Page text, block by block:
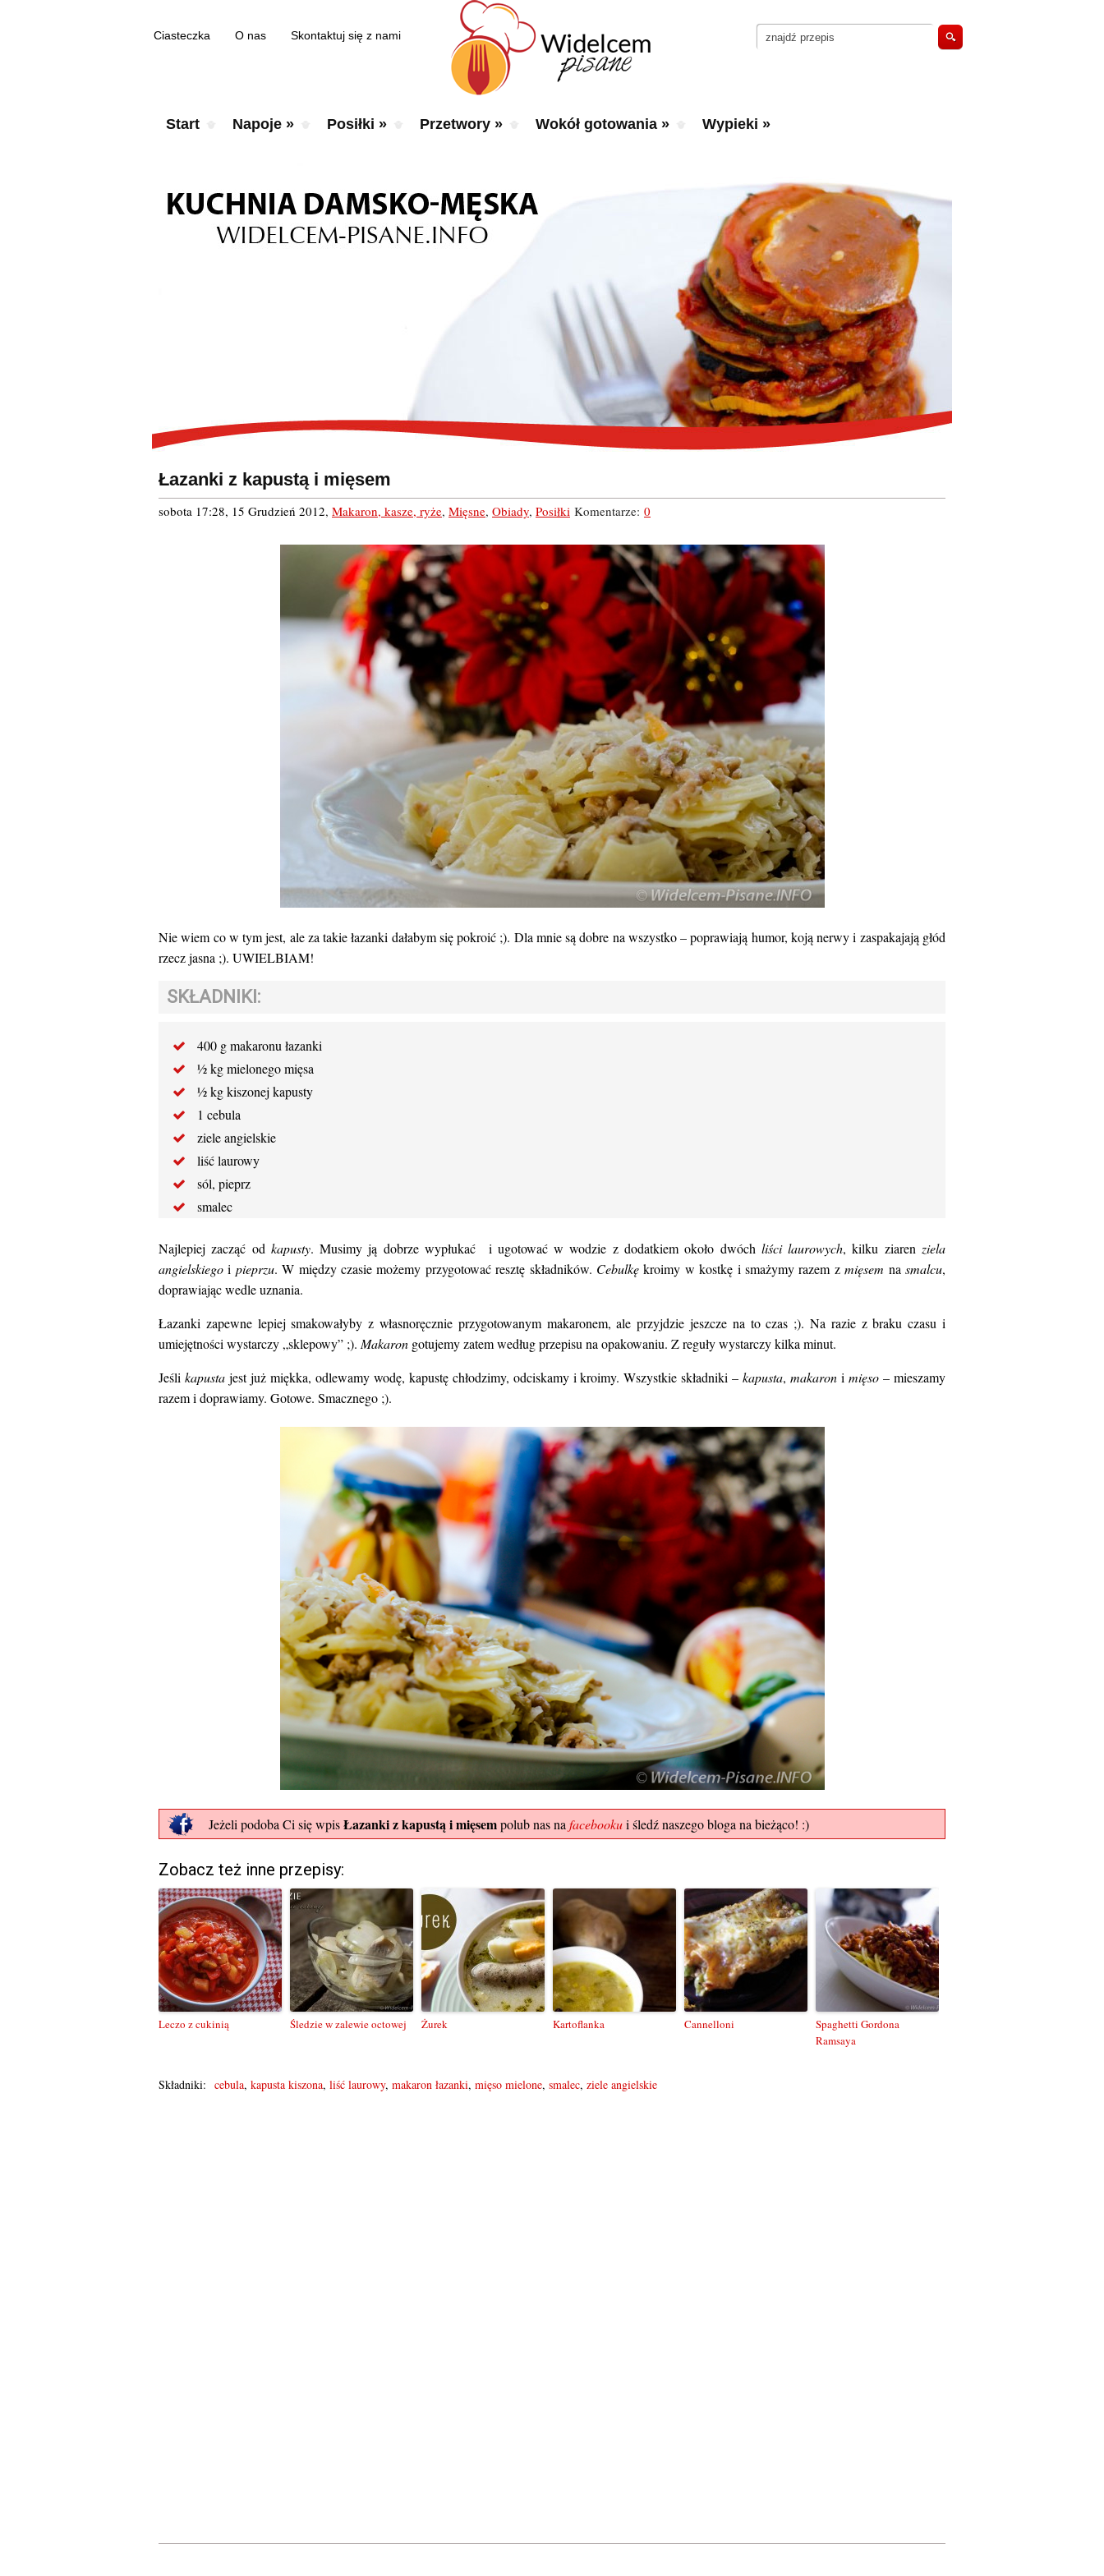
Ciasteczka O nas Skontaktuj się z nami
Start Napoje » Posiłki » Przetwory » Wokół gotowania » Wypieki »
Łazanki z kapustą i mięsem
sobota 17:28, 15 Grudzień 2012, Makaron, kasze, ryże, Mięsne, Obiady, Posiłki Komentarze: 0
Nie wiem co w tym jest, ale za takie łazanki dałabym się pokroić ;). Dla mnie są dobre na wszystko – poprawiają humor, koją nerwy i zaspakajają głód
rzecz jasna ;). UWIELBIAM!
SKŁADNIKI:
400 g makaronu łazanki
½ kg mielonego mięsa
½ kg kiszonej kapusty
1 cebula
ziele angielskie
liść laurowy
sól, pieprz
smalec
Najlepiej zacząć od kapusty. Musimy ją dobrze wypłukać i ugotować w wodzie z dodatkiem około dwóch liści laurowych, kilku ziaren ziela
angielskiego i pieprzu. W między czasie możemy przygotować resztę składników. Cebulkę kroimy w kostkę i smażymy razem zmięsem nasmalcu,
doprawiając wedle uznania.
Łazanki zapewne lepiej smakowałyby z własnoręcznie przygotowanym makaronem, ale przyjdzie jeszcze na to czas ;). Na razie z braku czasu i
umiejętności wystarczy „sklepowy” ;). Makaron gotujemy zatem według przepisu na opakowaniu. Z reguły wystarczy kilka minut.
Jeśli kapustajest już miękka, odlewamy wodę, kapustę chłodzimy, odciskamy i kroimy. Wszystkie składniki –kapusta,makaron imięso – mieszamy
razem i doprawiamy. Gotowe. Smacznego ;).
Jeżeli podoba Ci się wpisŁazanki z kapustą i mięsempolub nas na facebookui śledź naszego bloga na bieżąco! :)
Zobacz też inne przepisy:
Leczo z cukinią Śledzie w zalewie octowej Żurek Kartoflanka Cannelloni
Spaghetti Gordona
Ramsaya
Składniki: cebula, kapusta kiszona, liść laurowy, makaron łazanki, mięso mielone, smalec, ziele angielskie